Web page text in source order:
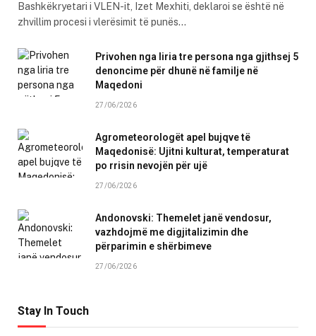
Bashkëkryetari i VLEN-it, Izet Mexhiti, deklaroi se është në
zhvillim procesi i vlerësimit të punës…
Privohen nga liria tre persona nga gjithsej 5
denoncime për dhunë në familje në
Maqedoni
27/06/2026
Agrometeorologët apel bujqve të
Maqedonisë: Ujitni kulturat, temperaturat
po rrisin nevojën për ujë
27/06/2026
Andonovski: Themelet janë vendosur,
vazhdojmë me digjitalizimin dhe
përparimin e shërbimeve
27/06/2026
Stay In Touch